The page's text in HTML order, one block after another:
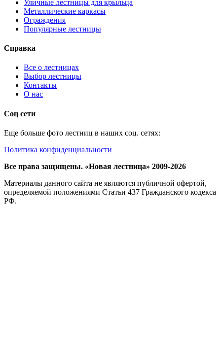
Уличные лестницы для крыльца
Металлические каркасы
Ограждения
Популярные лестницы
Справка
Все о лестницах
Выбор лестницы
Контакты
О нас
Соц сети
Еще больше фото лестниц в наших соц. сетях:
Политика конфиденциальности
Все права защищены. «Новая лестница» 2009-2026
Материалы данного сайта не являются публичной офертой,
определяемой положениями Статьи 437 Гражданского кодекса
РФ.